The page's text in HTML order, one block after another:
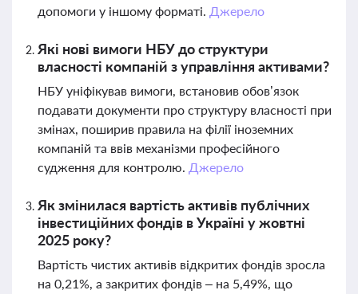
допомоги у іншому форматі. Джерело
Які нові вимоги НБУ до структури
власності компаній з управління активами?
НБУ уніфікував вимоги, встановив обов’язок
подавати документи про структуру власності при
змінах, поширив правила на філії іноземних
компаній та ввів механізми професійного
судження для контролю. Джерело
Як змінилася вартість активів публічних
інвестиційних фондів в Україні у жовтні
2025 року?
Вартість чистих активів відкритих фондів зросла
на 0,21%, а закритих фондів – на 5,49%, що